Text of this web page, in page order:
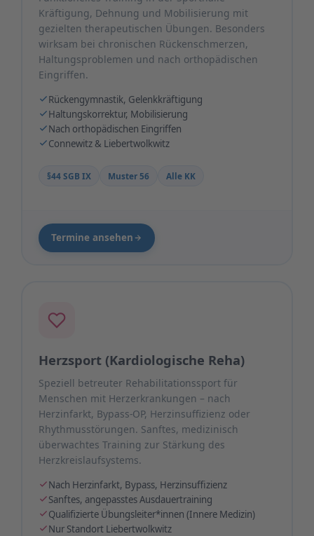
Kräftigung, Dehnung und Mobilisierung mit
gezielten therapeutischen Übungen. Besonders
wirksam bei chronischen Rückenschmerzen,
Haltungsproblemen und nach orthopädischen
Eingriffen.
Rückengymnastik, Gelenkkräftigung
Haltungskorrektur, Mobilisierung
Nach orthopädischen Eingriffen
Connewitz & Liebertwolkwitz
§44 SGB IX Muster 56 Alle KK
Termine ansehen
Herzsport (Kardiologische Reha)
Speziell betreuter Rehabilitationssport für
Menschen mit Herzerkrankungen – nach
Herzinfarkt, Bypass-OP, Herzinsuffizienz oder
Rhythmusstörungen. Sanftes, medizinisch
überwachtes Training zur Stärkung des
Herzkreislaufsystems.
Nach Herzinfarkt, Bypass, Herzinsuffizienz
Sanftes, angepasstes Ausdauertraining
Qualifizierte Übungsleiter*innen (Innere Medizin)
Nur Standort Liebertwolkwitz